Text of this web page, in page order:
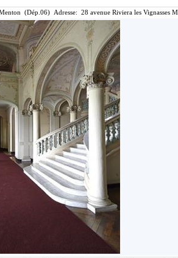
(Dép.06) Adresse: 28 avenue Riviera les Vignasses